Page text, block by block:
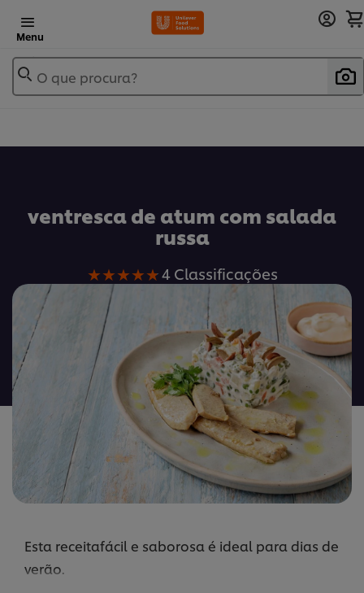
Menu
O que procura?
ventresca de atum com salada
russa
A
classificação
média
deste
ventresca
de
atum
com
salada
russa
é
4.8
5
4 Classificações
Esta receitafácil e saborosa é ideal para dias de
verão.